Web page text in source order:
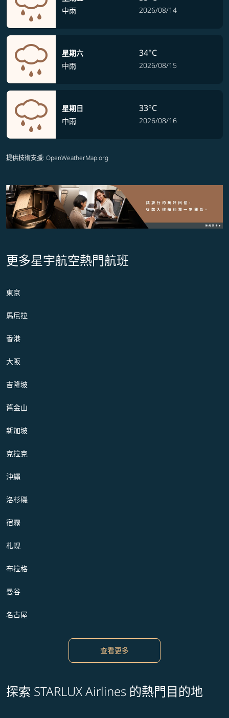
中雨
2026/08/14
星期六
中雨
34°C
2026/08/15
星期日
中雨
33°C
2026/08/16
提供技術支援: OpenWeatherMap.org
更多星宇航空熱門航班
東京
馬尼拉
香港
大阪
吉隆坡
舊金山
新加坡
克拉克
沖繩
洛杉磯
宿霧
札幌
布拉格
曼谷
名古屋
查看更多
探索 STARLUX Airlines 的熱門目的地